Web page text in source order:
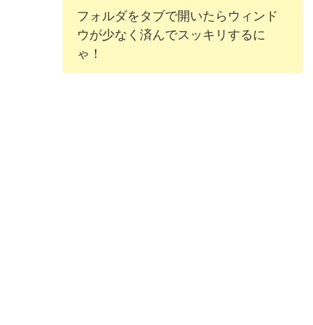
フォルダをタブで開いたらウィンド
ウが少なく済んでスッキリするに
ゃ！